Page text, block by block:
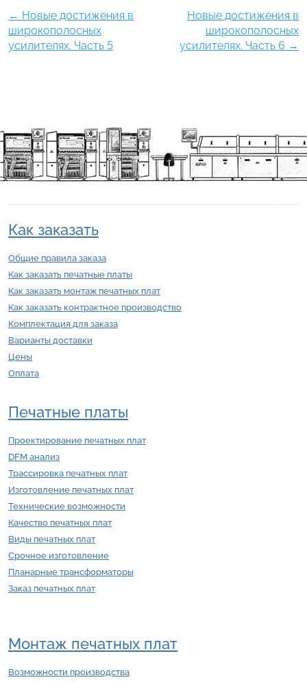
← Новые достижения в
широкополосных
усилителях. Часть 5
Новые достижения в
широкополосных
усилителях. Часть 6 →
Как заказать
Общие правила заказа
Как заказать печатные платы
Как заказать монтаж печатных плат
Как заказать контрактное производство
Комплектация для заказа
Варианты доставки
Цены
Оплата
Печатные платы
Проектирование печатных плат
DFM анализ
Трассировка печатных плат
Изготовление печатных плат
Технические возможности
Качество печатных плат
Виды печатных плат
Срочное изготовление
Планарные трансформаторы
Заказ печатных плат
Монтаж печатных плат
Возможности производства